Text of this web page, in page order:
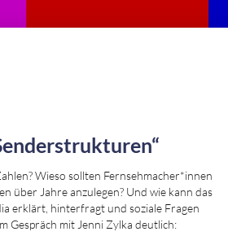
Wieso sollten Fernsehmacher*innen
über Jahre anzulegen? Und wie kann das
erklärt, hinterfragt und soziale Fragen
Gespräch mit Jenni Zylka deutlich: